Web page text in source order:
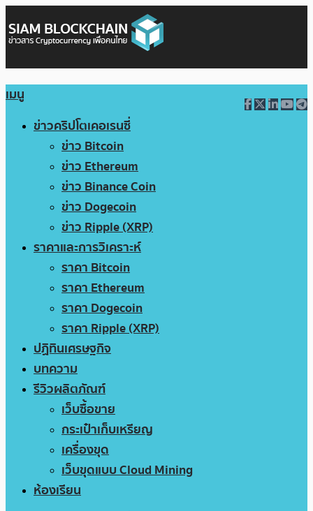
เมนู
ข่าวคริปโตเคอเรนซี่
ข่าว Bitcoin
ข่าว Ethereum
ข่าว Binance Coin
ข่าว Dogecoin
ข่าว Ripple (XRP)
ราคาและการวิเคราะห์
ราคา Bitcoin
ราคา Ethereum
ราคา Dogecoin
ราคา Ripple (XRP)
ปฏิทินเศรษฐกิจ
บทความ
รีวิวผลิตภัณฑ์
เว็บซื้อขาย
กระเป๋าเก็บเหรียญ
เครื่องขุด
เว็บขุดแบบ Cloud Mining
ห้องเรียน